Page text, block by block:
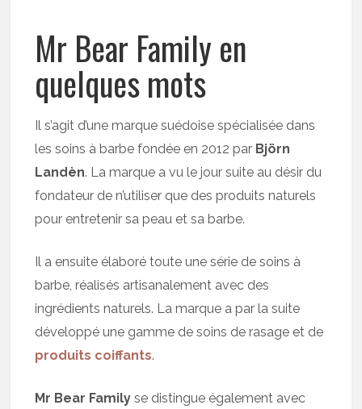
Mr Bear Family en
quelques mots
Il s’agit d’une marque suédoise spécialisée dans
les soins à barbe fondée en 2012 par Björn
Landèn. La marque a vu le jour suite au désir du
fondateur de n’utiliser que des produits naturels
pour entretenir sa peau et sa barbe.
Il a ensuite élaboré toute une série de soins à
barbe, réalisés artisanalement avec des
ingrédients naturels. La marque a par la suite
développé une gamme de soins de rasage et de
produits coiffants.
Mr Bear Family se distingue également avec